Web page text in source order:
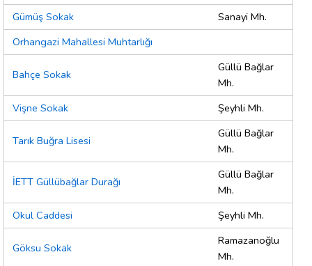
Gümüş Sokak
Sanayi Mh.
Orhangazi Mahallesi Muhtarlığı
Bahçe Sokak
Güllü Bağlar
Mh.
Vişne Sokak
Şeyhli Mh.
Tarık Buğra Lisesi
Güllü Bağlar
Mh.
İETT Güllübağlar Durağı
Güllü Bağlar
Mh.
Okul Caddesi
Şeyhli Mh.
Göksu Sokak
Ramazanoğlu
Mh.